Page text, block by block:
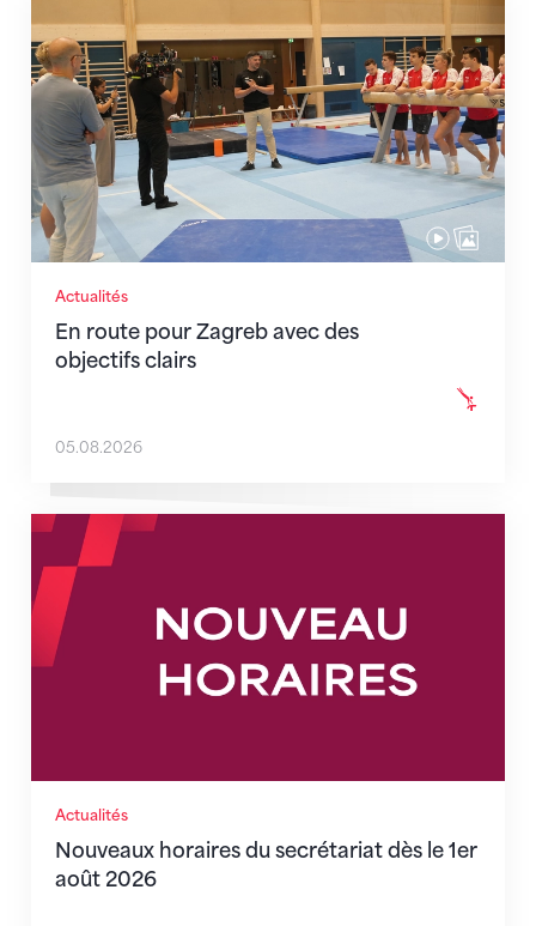
Actualités
En route pour Zagreb avec des
objectifs clairs
En route pour Zagreb avec des objectifs clairs
05.08.2026
Actualités
Nouveaux horaires du secrétariat dès le 1er
août 2026
Nouveaux horaires du secrétariat dès le 1er août